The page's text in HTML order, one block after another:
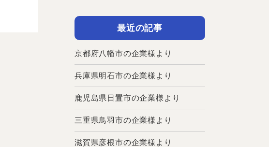
最近の記事
京都府八幡市の企業様より
兵庫県明石市の企業様より
鹿児島県日置市の企業様より
三重県鳥羽市の企業様より
滋賀県彦根市の企業様より